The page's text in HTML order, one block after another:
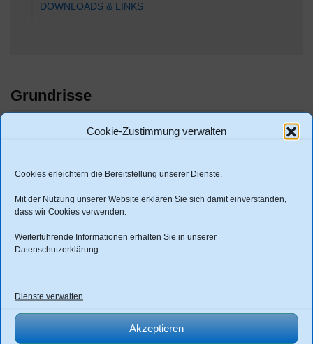
Cookie-Zustimmung verwalten
Cookies erleichtern die Bereitstellung unserer Dienste.
Mit der Nutzung unserer Website erklären Sie sich damit einverstanden,
dass wir Cookies verwenden.
Weiterführende Informationen erhalten Sie in unserer
Datenschutzerklärung
Dienste verwalten
Akzeptieren
DOWNLOADS & LINKS
Grundrisse
❮ ❯
Dein Kontakt bei uns